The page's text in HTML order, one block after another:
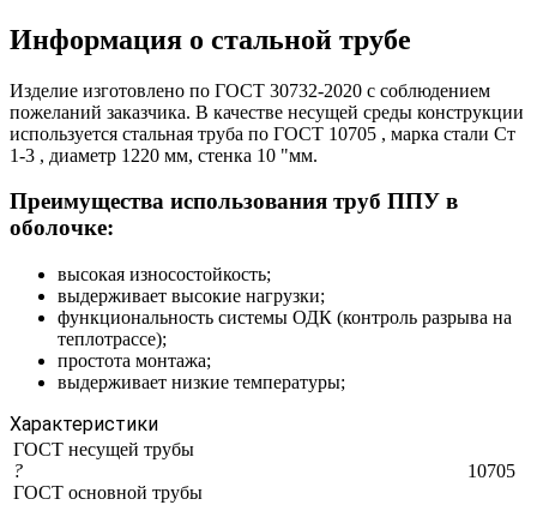
Информация о стальной трубе
Изделие изготовлено по ГОСТ 30732-2020 с соблюдением
пожеланий заказчика. В качестве несущей среды конструкции
используется стальная труба по ГОСТ 10705 , марка стали Ст
1-3 , диаметр 1220 мм, стенка 10 "мм.
Преимущества использования труб ППУ в
оболочке:
высокая износостойкость;
выдерживает высокие нагрузки;
функциональность системы ОДК (контроль разрыва на
теплотрассе);
простота монтажа;
выдерживает низкие температуры;
Характеристики
ГОСТ несущей трубы
?
ГОСТ основной трубы
10705